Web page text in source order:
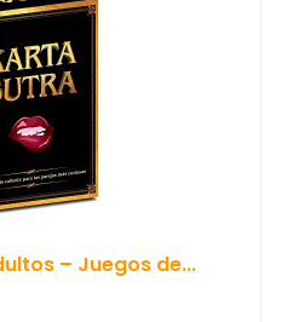
– Juegos de...